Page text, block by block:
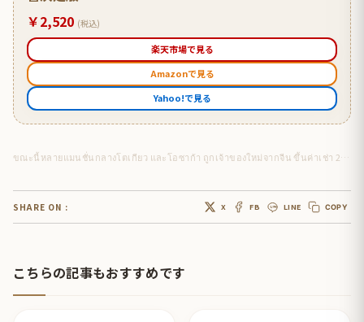
￥2,520 (税込)
楽天市場で見る
Amazonで見る
Yahoo!で見る
ขณะนี้หลายแมนชั่นกลางโตเกียว และโอซาก้า ถูกเจ้าของใหม่จากจีน ขึ้นค่าเช่า 2-2.5 เท่า ไล่คนท้องถิ่นพ้นแมนชั่น หวังยึดทำ “มินปะกุ” รับนักท่องเที่ยวจีน
SHARE ON : X FB LINE COPY
こちらの記事もおすすめです